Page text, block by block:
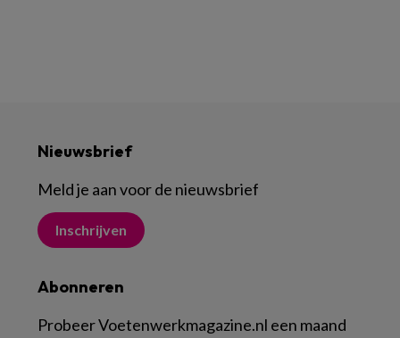
Nieuwsbrief
Meld je aan voor de nieuwsbrief
Inschrijven
Abonneren
Probeer Voetenwerkmagazine.nl een maand